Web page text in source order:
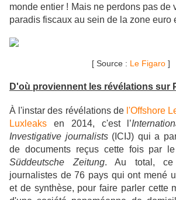
monde entier ! Mais ne perdons pas de
paradis fiscaux au sein de la zone euro
[ Source : Le Figaro ]
D'où proviennent les révélations sur
À l'instar des révélations de l'Offshore
Luxleaks en 2014, c'est l’
Investigative journalists(ICIJ) qui a
de documents reçus cette fois par l
Süddeutsche Zeitung. Au total, ce
journalistes de 76 pays qui ont mené
et de synthèse, pour faire parler cette